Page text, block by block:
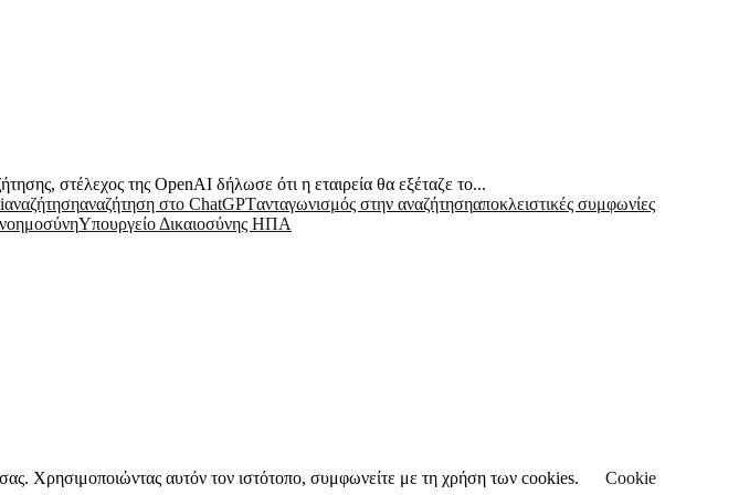
στέλεχος της OpenAI δήλωσε ότι η εταιρεία θα εξέταζε το...
αναζήτησηαναζήτηση στο ChatGPTανταγωνισμός στην αναζήτησηαποκλειστικές συμφωνίες
Υπουργείο Δικαιοσύνης ΗΠΑ
Χρησιμοποιώντας αυτόν τον ιστότοπο, συμφωνείτε με τη χρήση των cookies.
Cookie